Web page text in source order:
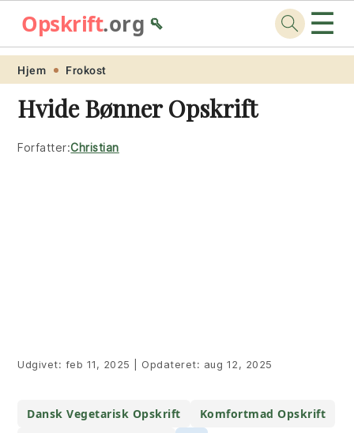
Skip
primary
navigation
Skip
main
content
Skip
primary
sidebar
Skip
footer
Opskrift.org🥄 ☰
Hjem Frokost
Hvide Bønner Opskrift
Forfatter:Christian
Udgivet: feb 11, 2025 Opdateret: aug 12, 2025
Dansk Vegetarisk Opskrift
Komfortmad Opskrift